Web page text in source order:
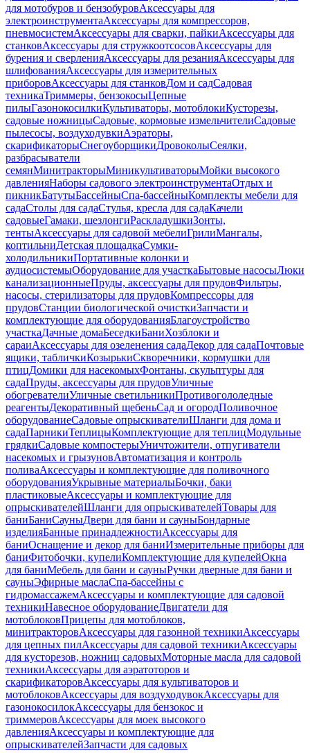
для мотобуров и бензобуровАксессуары для
электроинструментаАксессуары для компрессоров,
пневмосистемАксессуары для сварки, пайкиАксессуары для
станковАксессуары для стружкоотсосовАксессуары для
бурения и сверленияАксессуары для резанияАксессуары для
шлифованияАксессуары для измерительных
приборовАксессуары для станковДом и садСадовая
техникаТриммеры, бензокосыЦепные
пилыГазонокосилкиКультиваторы, мотоблокиКусторезы,
садовые ножницыСадовые, кормовые измельчителиСадовые
пылесосы, воздуходувкиАэраторы,
скарификаторыСнегоуборщикиДровоколыСеялки,
разбрасыватели
семянМинитракторыМиникультиваторыМойки высокого
давленияНаборы садового электроинструментаОтдых и
пикникБатутыБассейныСпа-бассейныКомплекты мебели для
садаСтолы для садаСтулья, кресла для садаКачели
садовыеГамаки, шезлонгиРаскладушкиЗонты,
тентыАксессуары для садовой мебелиГрилиМангалы,
коптильниДетская площадкаСумки-
холодильникиПортативные колонки и
аудиосистемыОборудование для участкаБытовые насосыЛюки
канализационныеПруды, аксессуары для прудовФильтры,
насосы, стерилизаторы для прудовКомпрессоры для
прудовСтанции биологической очисткиЗапчасти и
комплектующие для оборудованияБлагоустройство
участкаДачные домаБеседкиБаниХозблоки и
сараиАксессуары для озеленения садаДекор для садаПочтовые
ящики, табличкиКозырькиСкворечники, кормушки для
птицДомики для насекомыхФонтаны, скульптуры для
садаПруды, аксессуары для прудовУличные
обогревателиУличные светильникиПротивогололедные
реагентыДекоративный щебеньСад и огородПоливочное
оборудованиеСадовые опрыскивателиШланги для дома и
садаПарникиТеплицыКомплектующие для теплицМодульные
грядкиСадовые компостерыУничтожители, отпугиватели
насекомых и грызуновАвтоматизация и контроль
поливаАксессуары и комплектующие для поливочного
оборудованияУкрывные материалыБочки, баки
пластиковыеАксессуары и комплектующие для
опрыскивателейШланги для опрыскивателейТовары для
баниБаниСауныДвери для бани и сауныБондарные
изделияБанные принадлежностиАксессуары для
баниОснащение и декор для баниИзмерительные приборы для
баниФитобочки, купелиКомплектующие для купелейОкна
для баниМебель для бани и сауныРучки дверные для бани и
сауныЭфирные маслаСпа-бассейны с
гидромассажемАксессуары и комплектующие для садовой
техникиНавесное оборудованиеДвигатели для
мотоблоковПрицепы для мотоблоков,
минитракторовАксессуары для газонной техникиАксессуары
для цепных пилАксессуары для садовой техникиАксессуары
для кусторезов, ножниц садовыхМоторные масла для садовой
техникиАксессуары для аэратоторов и
скарификаторовАксессуары для культиваторов и
мотоблоковАксессуары для воздуходувокАксессуары для
газонокосилокАксессуары для бензокос и
триммеровАксессуары для моек высокого
давленияАксессуары и комплектующие для
опрыскивателейЗапчасти для садовых